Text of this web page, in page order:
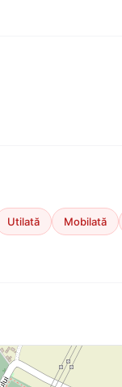
Utilată Mobilată